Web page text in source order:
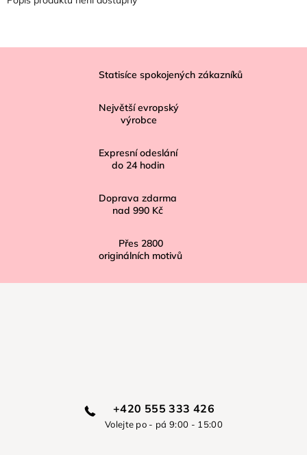
Statisíce spokojených zákazníků
Největší evropský
výrobce
Expresní odeslání
do 24 hodin
Doprava zdarma
nad 990 Kč
Přes 2800
originálních motivů
+420 555 333 426
Volejte po - pá 9:00 - 15:00